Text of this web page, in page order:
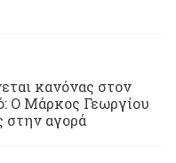
κανόνας στον
Ο Μάρκος Γεωργίου
στην αγορά